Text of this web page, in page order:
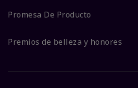
Promesa De Producto
Premios de belleza y honores